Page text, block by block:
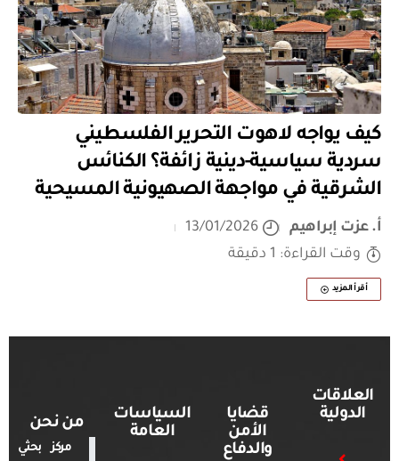
كيف يواجه لاهوت التحرير الفلسطيني
سردية سياسية-دينية زائفة؟ الكنائس
الشرقية في مواجهة الصهيونية المسيحية
أ. عزت إبراهيم
13/01/2026
وقت القراءة: 1 دقيقة
أقرأ المزيد
العلاقات
الدولية
قضايا
الأمن
والدفاع
السياسات
العامة
من نحن
مركز بحثي